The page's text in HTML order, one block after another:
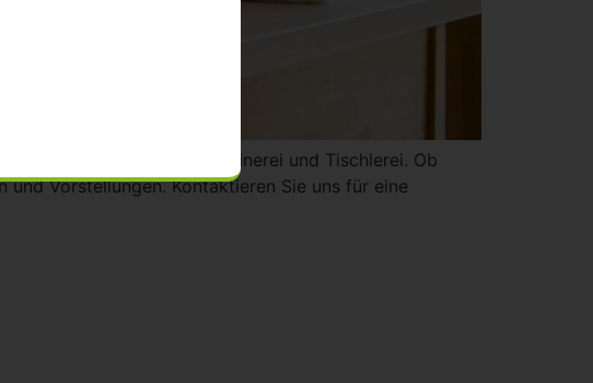
im Bereich der Schreinerei und Tischlerei. Ob
und Vorstellungen. Kontaktieren Sie uns für eine